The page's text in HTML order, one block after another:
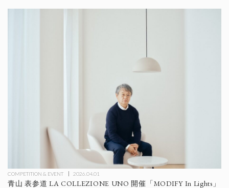
COMPETITION & EVENT 2026.04.01
青山 表参道 LA COLLEZIONE UNO 開催「MODIFY In Lights」